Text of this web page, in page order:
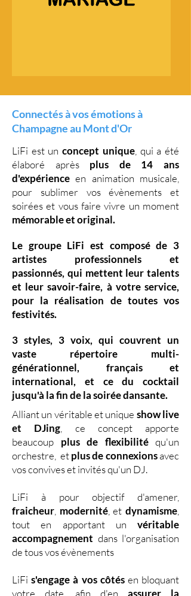
Connectés à vos émotions à
Champagne au Mont d'Or
LiFi est unconcept unique, qui a été
élaboré après plus de 14 ans
d'expérience en animation musicale,
pour sublimer vos évènements et
soirées et vous faire vivre un moment
mémorable et original.
Le groupe LiFi est composé de 3
artistes professionnels et
passionnés, qui mettent leur talents
et leursavoir-faire, à votre service,
pour la réalisation de toutes vos
festivités.
3 styles, 3 voix, qui couvrent un
vaste répertoire multi-
générationnel,
français et
international, et ce du cocktail
jusqu'à la fin de la soirée dansante.
Alliant un véritable et unique show live
et DJing
ce concept apporte
beaucoup plus de flexibilitéqu'un
orchestre, etplus de connexionsavec
vos convives et invités qu'un DJ.
LiFi à pour objectif d'amener,
fraicheur modernité, etdynamisme
tout en apportant un véritable
accompagnement dans l'organisation
de tous vos évènements
LiFis'engage à vos côtésen bloquant
votre date, afin d'en assurer la